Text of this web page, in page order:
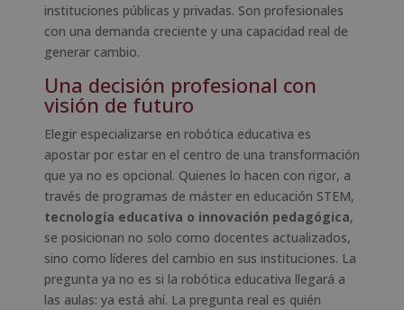
instituciones públicas y privadas. Son profesionales
con una demanda creciente y una capacidad real de
generar cambio.
Una decisión profesional con
visión de futuro
Elegir especializarse en robótica educativa es
apostar por estar en el centro de una transformación
que ya no es opcional. Quienes lo hacen con rigor, a
través de programas de máster en educación STEM,
tecnología educativa o innovación pedagógica,
se posicionan no solo como docentes actualizados,
sino como líderes del cambio en sus instituciones. La
pregunta ya no es si la robótica educativa llegará a
las aulas: ya está ahí. La pregunta real es quién